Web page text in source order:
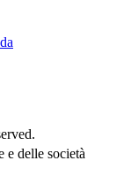
e delle società